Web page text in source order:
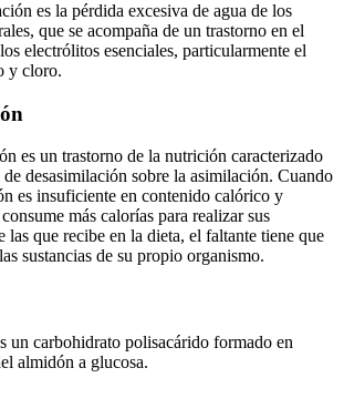
es la pérdida excesiva de agua de los
que se acompaña de un trastorno en el
electrólitos esenciales, particularmente el
y cloro.
es un trastorno de la nutrición caracterizado
de desasimilación sobre la asimilación. Cuando
es insuficiente en contenido calórico y
más calorías para realizar sus
las que recibe en la dieta, el faltante tiene que
sustancias de su propio organismo.
un carbohidrato polisacárido formado en
almidón a glucosa.